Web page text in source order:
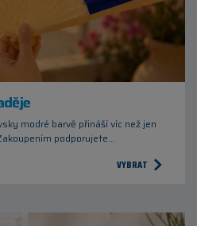
modré barvě přináší víc než jen
podporujete…
VYBRAT